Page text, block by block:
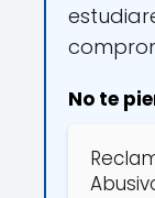
No te